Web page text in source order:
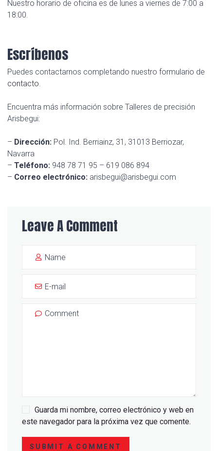
Nuestro horario de oficina es de lunes a viernes de 7:00 a
18:00.
Escríbenos
Puedes contactarnos completando nuestro formulario de
contacto
Encuentra más información sobre Talleres de precisión
Arisbegui:
– Dirección: Pol. Ind. Berriainz, 31, 31013 Berriozar,
Navarra
– Teléfono: 948 78 71 95 – 619 086 894
– Correo electrónico: arisbegui@arisbegui.com
Leave A Comment
Guarda mi nombre, correo electrónico y web en
este navegador para la próxima vez que comente.
SUBMIT A COMMENT